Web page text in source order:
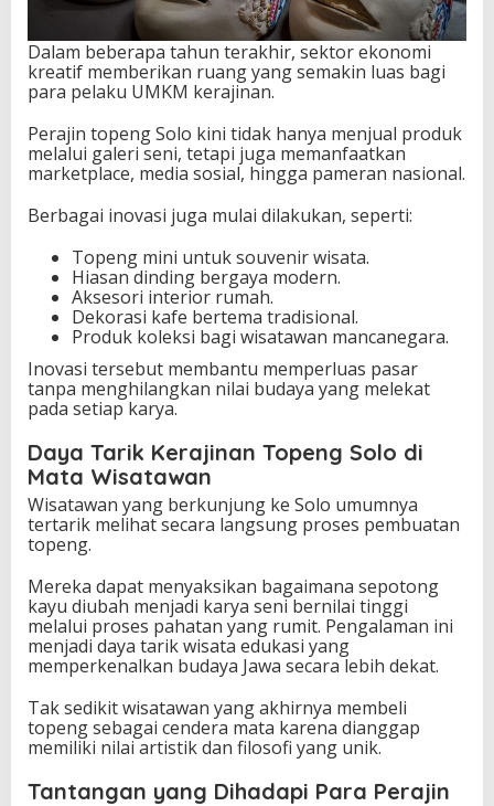
Dalam beberapa tahun terakhir, sektor ekonomi
kreatif memberikan ruang yang semakin luas bagi
para pelaku UMKM kerajinan.
Perajin topeng Solo kini tidak hanya menjual produk
melalui galeri seni, tetapi juga memanfaatkan
marketplace, media sosial, hingga pameran nasional.
Berbagai inovasi juga mulai dilakukan, seperti:
Topeng mini untuk souvenir wisata.
Hiasan dinding bergaya modern.
Aksesori interior rumah.
Dekorasi kafe bertema tradisional.
Produk koleksi bagi wisatawan mancanegara.
Inovasi tersebut membantu memperluas pasar
tanpa menghilangkan nilai budaya yang melekat
pada setiap karya.
Daya Tarik Kerajinan Topeng Solo di
Mata Wisatawan
Wisatawan yang berkunjung ke Solo umumnya
tertarik melihat secara langsung proses pembuatan
topeng.
Mereka dapat menyaksikan bagaimana sepotong
kayu diubah menjadi karya seni bernilai tinggi
melalui proses pahatan yang rumit. Pengalaman ini
menjadi daya tarik wisata edukasi yang
memperkenalkan budaya Jawa secara lebih dekat.
Tak sedikit wisatawan yang akhirnya membeli
topeng sebagai cendera mata karena dianggap
memiliki nilai artistik dan filosofi yang unik.
Tantangan yang Dihadapi Para Perajin